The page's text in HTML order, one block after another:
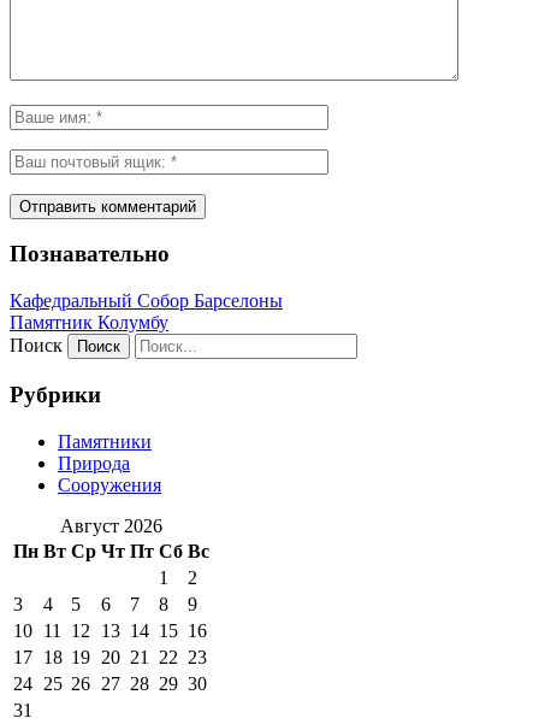
Познавательно
Кафeдрaльный Собор Барселоны
Пaмятник Колумбу
Поиск
Рубрики
Памятники
Природа
Сооружения
Август 2026
Пн Вт Ср Чт Пт Сб Вс
1
2
3
4 5 6 7 8
9
10 11 12 13 14 15 16
17 18 19 20 21 22 23
24 25 26 27 28 29 30
31